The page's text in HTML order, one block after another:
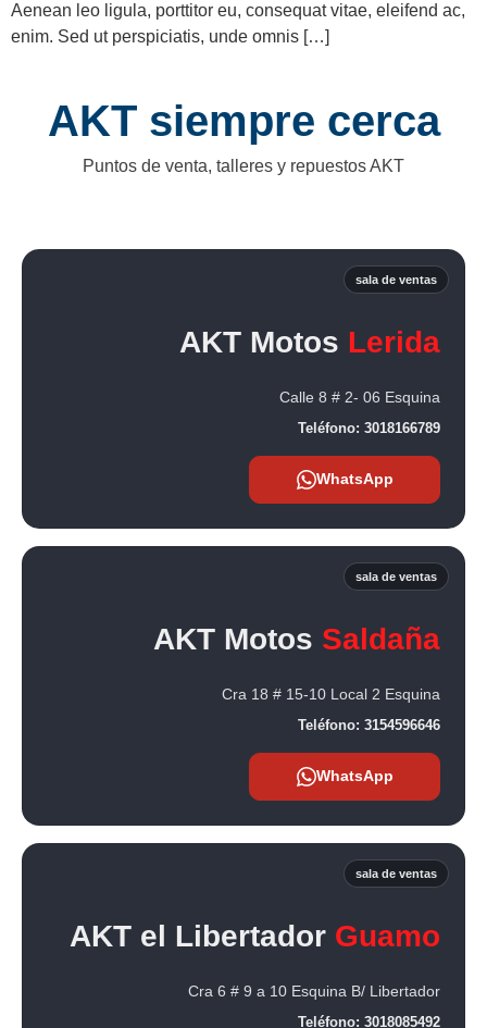
Aenean leo ligula, porttitor eu, consequat vitae, eleifend ac,
enim. Sed ut perspiciatis, unde omnis […]
AKT siempre cerca
Puntos de venta, talleres y repuestos AKT
sala de ventas
AKT Motos Lerida
Calle 8 # 2- 06 Esquina
Teléfono: 3018166789
WhatsApp
sala de ventas
AKT Motos Saldaña
Cra 18 # 15-10 Local 2 Esquina
Teléfono: 3154596646
WhatsApp
sala de ventas
AKT el Libertador Guamo
Cra 6 # 9 a 10 Esquina B/ Libertador
Teléfono: 3018085492